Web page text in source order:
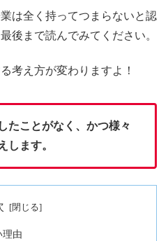
は全く持ってつまらないと認
後まで読んでみてください。
考え方が変わりますよ！
たことがなく、かつ様々
します。
理由